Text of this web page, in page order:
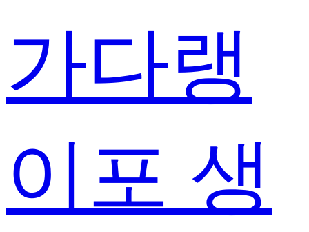
가다랭
이포 생